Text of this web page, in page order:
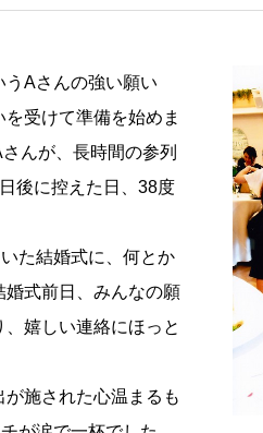
うAさんの強い願い
受けて準備を始めま
んが、長時間の参列
後に控えた日、38度
た結婚式に、何とか
式前日、みんなの願
嬉しい連絡にほっと
施された心温まるも